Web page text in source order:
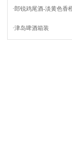
·郎锐鸡尾酒-淡黄色香
·津岛啤酒箱装